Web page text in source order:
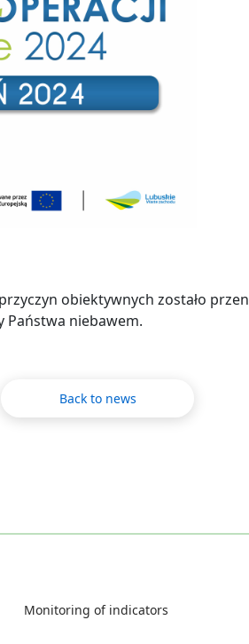
obiektywnych zostało
niebawem.
Back to news
Monitoring of indicators